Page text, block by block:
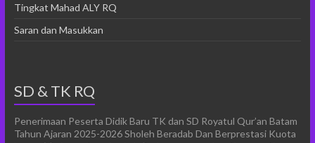
Tingkat Mahad ALY RQ
Saran dan Masukkan
SD & TK RQ
Penerimaan Peserta Didik Baru TK dan SD Royatul Qur’an Batam
Tahun Ajaran 2025-2026 Sholeh Beradab Dan Berprestasi Kuota